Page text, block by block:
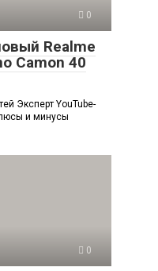
0
Realme
Camon 40
Эксперт YouTube-
и минусы
0